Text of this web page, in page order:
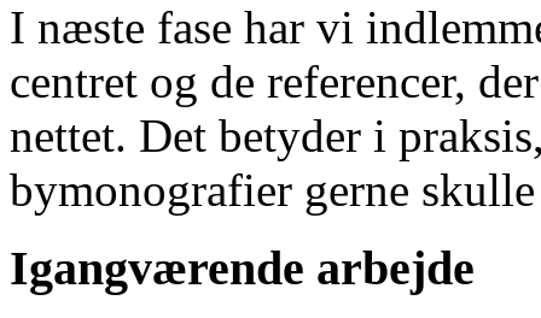
I næste fase har vi
centret og de referencer,
nettet. Det betyder i
bymonografier gerne
Igangværende arbejde